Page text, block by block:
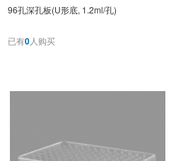
96孔深孔板(U形底, 1.2ml/孔)
已有0人购买